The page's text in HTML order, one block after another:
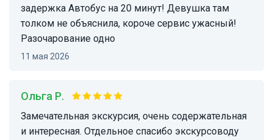
задержка Автобус на 20 минут! Девушка там
толком не объяснила, короче сервис ужасный!
Разочарование одно
11 мая 2026
Ольга Р.
Замечательная экскурсия, очень содержательная
и интересная. Отдельное спасибо экскурсоводу